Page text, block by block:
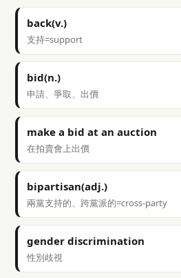
back(v.)
支持=support
bid(n.)
申請、爭取、出價
make a bid at an auction
在拍賣會上出價
bipartisan(adj.)
兩黨支持的、跨黨派的=cross-party
gender discrimination
性別歧視